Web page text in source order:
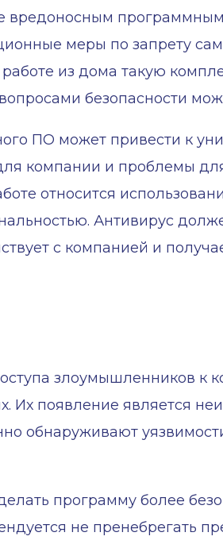
вредоносным
меры по запрету
из дома такую
безопасности
ПО может привести к
компании и проблемы
относится
Антивирус
с компанией и
злоумышленников
Их появление является
обнаруживают
программу более
не пренебрегать